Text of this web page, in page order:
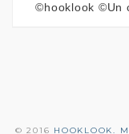
©hooklook ©Un
© 2016 HOOKLOOK.